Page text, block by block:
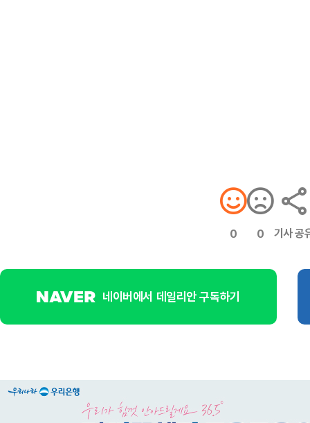
0 0 기사 공
네이버에서 데일리안 구독하기